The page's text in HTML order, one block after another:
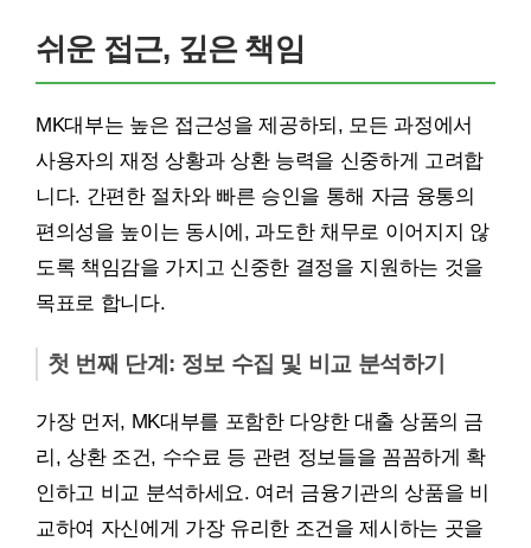
쉬운 접근, 깊은 책임
MK대부는 높은 접근성을 제공하되, 모든 과정에서
사용자의 재정 상황과 상환 능력을 신중하게 고려합
니다. 간편한 절차와 빠른 승인을 통해 자금 융통의
편의성을 높이는 동시에, 과도한 채무로 이어지지 않
도록 책임감을 가지고 신중한 결정을 지원하는 것을
목표로 합니다.
첫 번째 단계: 정보 수집 및 비교 분석하기
가장 먼저, MK대부를 포함한 다양한 대출 상품의 금
리, 상환 조건, 수수료 등 관련 정보들을 꼼꼼하게 확
인하고 비교 분석하세요. 여러 금융기관의 상품을 비
교하여 자신에게 가장 유리한 조건을 제시하는 곳을